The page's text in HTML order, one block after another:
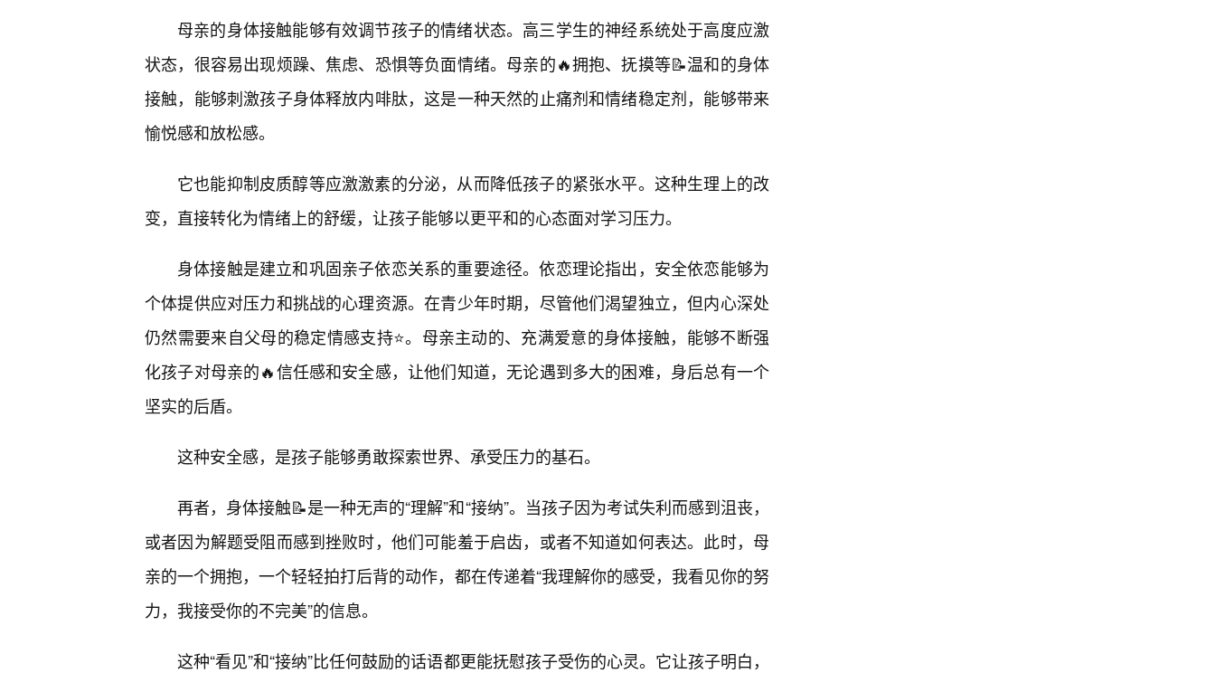
母亲的身体接触能够有效调节孩子的情绪状态。高三学生的神经系统处于高度应激
状态，很容易出现烦躁、焦虑、恐惧等负面情绪。母亲的🔥拥抱、抚摸等📝温和的身体
接触，能够刺激孩子身体释放内啡肽，这是一种天然的止痛剂和情绪稳定剂，能够带来
愉悦感和放松感。
它也能抑制皮质醇等应激激素的分泌，从而降低孩子的紧张水平。这种生理上的改
变，直接转化为情绪上的舒缓，让孩子能够以更平和的心态面对学习压力。
身体接触是建立和巩固亲子依恋关系的重要途径。依恋理论指出，安全依恋能够为
个体提供应对压力和挑战的心理资源。在青少年时期，尽管他们渴望独立，但内心深处
仍然需要来自父母的稳定情感支持⭐。母亲主动的、充满爱意的身体接触，能够不断强
化孩子对母亲的🔥信任感和安全感，让他们知道，无论遇到多大的困难，身后总有一个
坚实的后盾。
这种安全感，是孩子能够勇敢探索世界、承受压力的基石。
再者，身体接触📝是一种无声的“理解”和“接纳”。当孩子因为考试失利而感到沮丧，
或者因为解题受阻而感到挫败时，他们可能羞于启齿，或者不知道如何表达。此时，母
亲的一个拥抱，一个轻轻拍打后背的动作，都在传递着“我理解你的感受，我看见你的努
力，我接受你的不完美”的信息。
这种“看见”和“接纳”比任何鼓励的话语都更能抚慰孩子受伤的心灵。它让孩子明白，